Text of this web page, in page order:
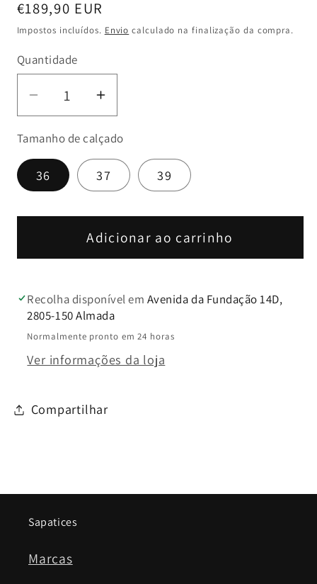
Preço
normal
€189,90 EUR
Impostos incluídos. Envio calculado na finalização da compra.
Quantidade
Diminuir
a
quantidade
de
Stileto
-
V
Aumentar
a
quantidade
de
Stileto
-
Dona
V
Tamanho de calçado
36 37 39
Adicionar ao carrinho
Recolha disponível em Avenida da Fundação 14D,
2805-150 Almada
Normalmente pronto em 24 horas
Ver informações da loja
Compartilhar
Sapatices
Marcas